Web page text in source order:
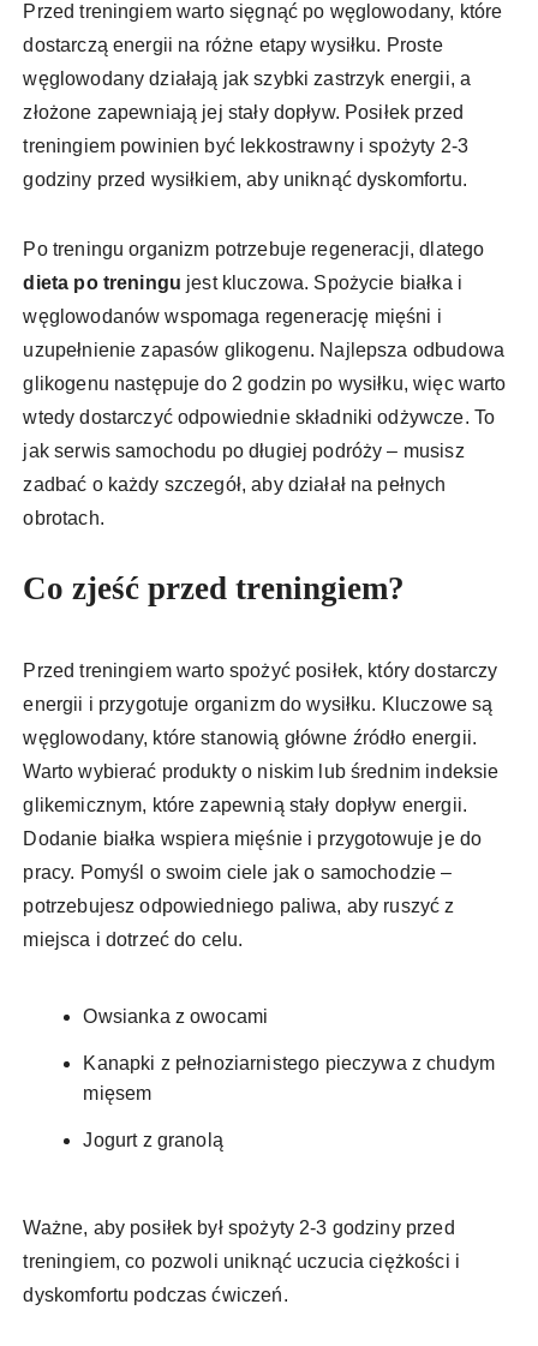
Przed treningiem warto sięgnąć po węglowodany, które
dostarczą energii na różne etapy wysiłku. Proste
węglowodany działają jak szybki zastrzyk energii, a
złożone zapewniają jej stały dopływ. Posiłek przed
treningiem powinien być lekkostrawny i spożyty 2-3
godziny przed wysiłkiem, aby uniknąć dyskomfortu.
Po treningu organizm potrzebuje regeneracji, dlatego
dieta po treningu jest kluczowa. Spożycie białka i
węglowodanów wspomaga regenerację mięśni i
uzupełnienie zapasów glikogenu. Najlepsza odbudowa
glikogenu następuje do 2 godzin po wysiłku, więc warto
wtedy dostarczyć odpowiednie składniki odżywcze. To
jak serwis samochodu po długiej podróży – musisz
zadbać o każdy szczegół, aby działał na pełnych
obrotach.
Co zjeść przed treningiem?
Przed treningiem warto spożyć posiłek, który dostarczy
energii i przygotuje organizm do wysiłku. Kluczowe są
węglowodany, które stanowią główne źródło energii.
Warto wybierać produkty o niskim lub średnim indeksie
glikemicznym, które zapewnią stały dopływ energii.
Dodanie białka wspiera mięśnie i przygotowuje je do
pracy. Pomyśl o swoim ciele jak o samochodzie –
potrzebujesz odpowiedniego paliwa, aby ruszyć z
miejsca i dotrzeć do celu.
Owsianka z owocami
Kanapki z pełnoziarnistego pieczywa z chudym
mięsem
Jogurt z granolą
Ważne, aby posiłek był spożyty 2-3 godziny przed
treningiem, co pozwoli uniknąć uczucia ciężkości i
dyskomfortu podczas ćwiczeń.